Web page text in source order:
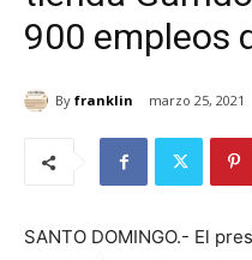
900 empleos
By franklin marzo 25, 2021
SANTO DOMINGO.- El